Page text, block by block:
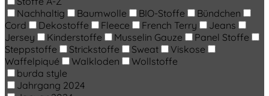
Nachhaltig
Baumwolle BIO-Stoffe
Bündchen
Cord
Dekostoffe Fleece French Terry
Jeans
Jersey
Kinderstoffe Musselin Gauze
Panel Stoffe
Steppstoffe
Strickstoffe Sweat
Viskose
Waffelpiqué
Walkloden
Wollstoffe
burda style
Jahrgang 2024